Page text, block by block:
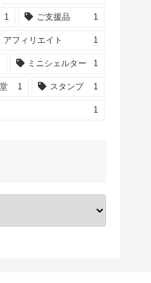
1 ご支援品 1
アフィリエイト 1
ミニシェルター 1
1 スタンプ 1
1